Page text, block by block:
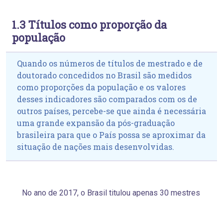
1.3 Títulos como proporção da
população
Quando os números de títulos de mestrado e de
doutorado concedidos no Brasil são medidos
como proporções da população e os valores
desses indicadores são comparados com os de
outros países, percebe-se que ainda é necessária
uma grande expansão da pós-graduação
brasileira para que o País possa se aproximar da
situação de nações mais desenvolvidas.
No ano de 2017, o Brasil titulou apenas 30 mestres